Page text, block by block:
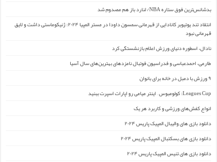
بدشانس‌ترین فوق ستاره NBA/ لنارد باز هم مصدوم شد
انتقاد تند یوتیوبر کانادایی از قهرمانی سمسون داودا در مستر المپیا ۲۰۲۴: ژنیکوماستی داشت و لایق
قهرمانی نبود
نادال، اسطوره دنیای ورزش اعلام بازنشستگی کرد
طارمی، احمدعباسی و فدراسیون فوتبال نامزدهای بهترین‌های سال آسیا
۹ ورزش با دمبل در خانه برای بانوان
Leagues Cup: کولومبوس – اینتر میامی رو اپارات اسپرت ببنید
انواع کفش‌های ورزشی و کاربرد هر یک
دانلود بازی های والیبال المپیک پاریس ۲۰۲۴
دانلود بازی های بسکتبال المپیک پاریس ۲۰۲۴
دانلود بازی های تنیس المپیک پاریس ۲۰۲۴